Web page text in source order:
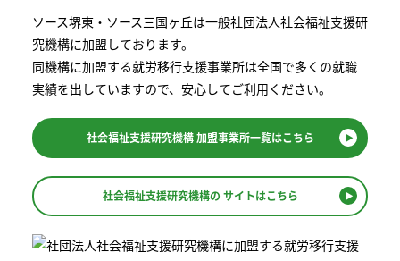
ソース堺東・ソース三国ヶ丘は一般社団法⼈社会福祉⽀援研
究機構に加盟しております。
同機構に加盟する就労移⾏⽀援事業所は全国で多くの就職
実績を出していますので、安⼼してご利⽤ください。
社会福祉支援研究機構加盟事業所一覧はこちら
社会福祉支援研究機構の サイトはこちら